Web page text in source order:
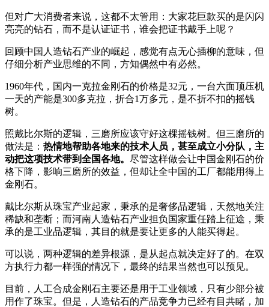
但对广大消费者来说，这都不太管用：大家花巨款买的是闪闪
亮亮的钻石，而不是认证证书，谁会把证书戴手上呢？
回顾中国人造钻石产业的崛起，感觉有点无心插柳的意味，但
仔细分析产业思维的不同，方知偶然中有必然。
1960年代，国内一克拉金刚石的价格是32元，一台六面顶压机
一天的产能是300多克拉，折合1万多元，是不折不扣的摇钱
树。
照戴比尔斯的逻辑，三磨所应该守好这棵摇钱树。但三磨所的
做法是： 热情地帮助各地来的技术人员，甚至成立小分队，主
动把这项技术带到全国各地。 尽管这样做会让中国金刚石的价
格下降，影响三磨所的效益，但却让全中国的工厂都能用得上
金刚石。
戴比尔斯从珠宝产业起家，秉承的是奢侈品逻辑，天然地关注
稀缺和垄断；而河南人造钻石产业担负国家重任踏上征途，秉
承的是工业品逻辑，其目的就是要让更多的人能买得起。
可以说，两种逻辑的差异根源，是从起点就决定好了的。在双
方执行力都一样强的情况下，最终的结果当然也可以预见。
目前，人工合成金刚石主要还是用于工业领域，只有少部分被
用作了珠宝。但是，人造钻石的产品竞争力已经有目共睹，加